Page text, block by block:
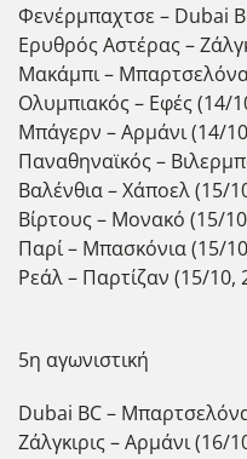
Φενέρμπαχτσε – Dubai
Ερυθρός Αστέρας –
Μακάμπι –
Ολυμπιακός – Εφές (14/
Μπάγερν – Αρμάνι (14/
Παναθηναϊκός –
Βαλένθια – Χάποελ (15/
Βίρτους – Μονακό (15/
Παρί – Μπασκόνια (15/
Ρεάλ – Παρτίζαν (15/10,
5η αγωνιστική
Dubai BC –
Ζάλγκιρις – Αρμάνι (16/